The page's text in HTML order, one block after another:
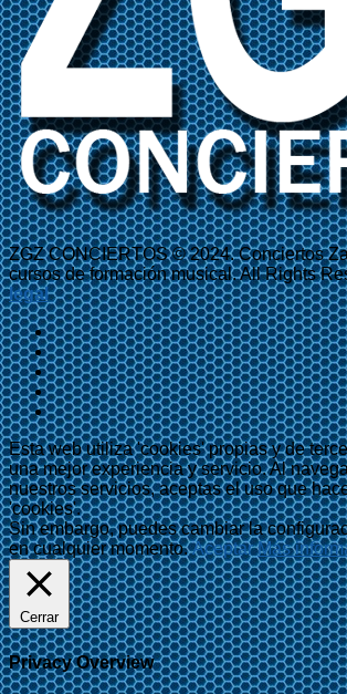
ZGZ CONCIERTOS © 2024. Conciertos
cursos de formación musical. All Rights
legal
Esta web utiliza 'cookies' propias y de
una mejor experiencia y servicio. Al
nuestros servicios, aceptas el uso que
'cookies'.
Sin embargo, puedes cambiar la
en cualquier momento.Aceptar Más
Cerrar
Privacy Overview